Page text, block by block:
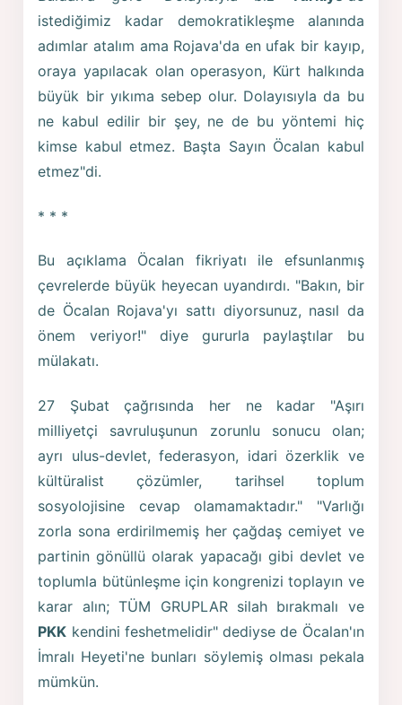
istediğimiz kadar demokratikleşme alanında
adımlar atalım ama Rojava'da en ufak bir kayıp,
oraya yapılacak olan operasyon, Kürt halkında
büyük bir yıkıma sebep olur. Dolayısıyla da bu
ne kabul edilir bir şey, ne de bu yöntemi hiç
kimse kabul etmez. Başta Sayın Öcalan kabul
etmez"di.
* * *
Bu açıklama Öcalan fikriyatı ile efsunlanmış
çevrelerde büyük heyecan uyandırdı. "Bakın, bir
de Öcalan Rojava'yı sattı diyorsunuz, nasıl da
önem veriyor!" diye gururla paylaştılar bu
mülakatı.
27 Şubat çağrısında her ne kadar "Aşırı
milliyetçi savruluşunun zorunlu sonucu olan;
ayrı ulus-devlet, federasyon, idari özerklik ve
kültüralist çözümler, tarihsel toplum
sosyolojisine cevap olamamaktadır." "Varlığı
zorla sona erdirilmemiş her çağdaş cemiyet ve
partinin gönüllü olarak yapacağı gibi devlet ve
toplumla bütünleşme için kongrenizi toplayın ve
karar alın; TÜM GRUPLAR silah bırakmalı ve
PKK kendini feshetmelidir" dediyse de Öcalan'ın
İmralı Heyeti'ne bunları söylemiş olması pekala
mümkün.